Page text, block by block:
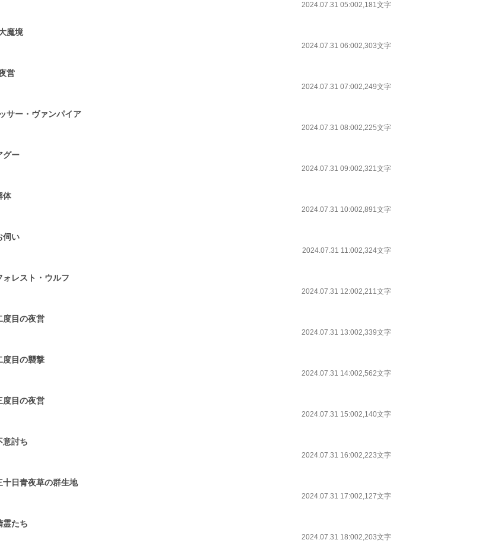
2024.07.31 05:002,181文字
魔境
2024.07.31 06:002,303文字
営
2024.07.31 07:002,249文字
サー・ヴァンパイア
2024.07.31 08:002,225文字
グー
2024.07.31 09:002,321文字
体
2024.07.31 10:002,891文字
伺い
2024.07.31 11:002,324文字
ォレスト・ウルフ
2024.07.31 12:002,211文字
度目の夜営
2024.07.31 13:002,339文字
度目の襲撃
2024.07.31 14:002,562文字
度目の夜営
2024.07.31 15:002,140文字
意討ち
2024.07.31 16:002,223文字
十日青夜草の群生地
2024.07.31 17:002,127文字
霊たち
2024.07.31 18:002,203文字